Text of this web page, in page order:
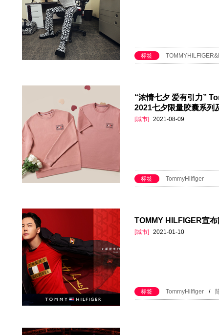
标签
“浓情七夕 爱有引力”
2021七夕限量胶囊系列
[城市] 2021-08-09
标签 TommyHilfiger
TOMMY HILFIGER宣
[城市] 2021-01-10
标签 TommyHilfiger /